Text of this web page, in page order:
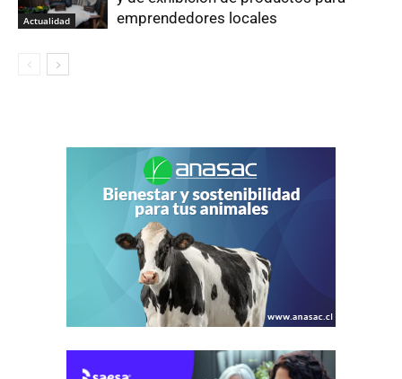
Actualidad
emprendedores locales